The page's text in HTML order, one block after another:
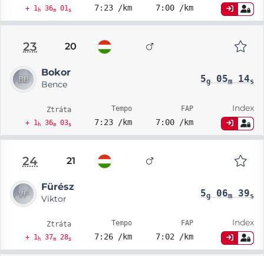
+ 1h36m01s 7:23 /km 7:00 /km
23 20
Bokor
Bence 5g05m14s
Ztráta
+ 1h36m03s
Tempo
7:23 /km
FAP
7:00 /km
Index
24 21
Fürész
Viktor 5g06m39s
Ztráta
+ 1h37m28s
Tempo
7:26 /km
FAP
7:02 /km
Index